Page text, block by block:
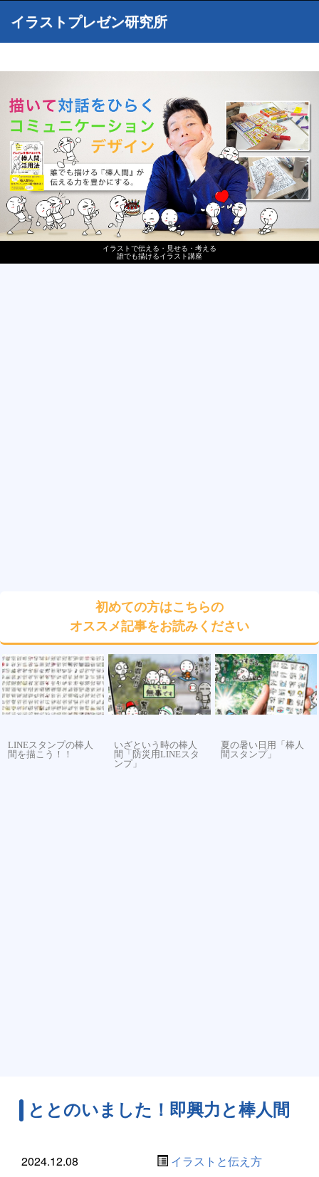
イラストで伝える・見せる・考える
誰でも描けるイラスト講座
イラストプレゼン研究所
初めての方はこちらの
オススメ記事をお読みください
LINEスタンプの棒人
間を描こう！！
いざという時の棒人
間「防災用LINEスタ
ンプ」
夏の暑い日用「棒人
間スタンプ」
ととのいました！即興力と棒人間
2024.12.08 イラストと伝え方